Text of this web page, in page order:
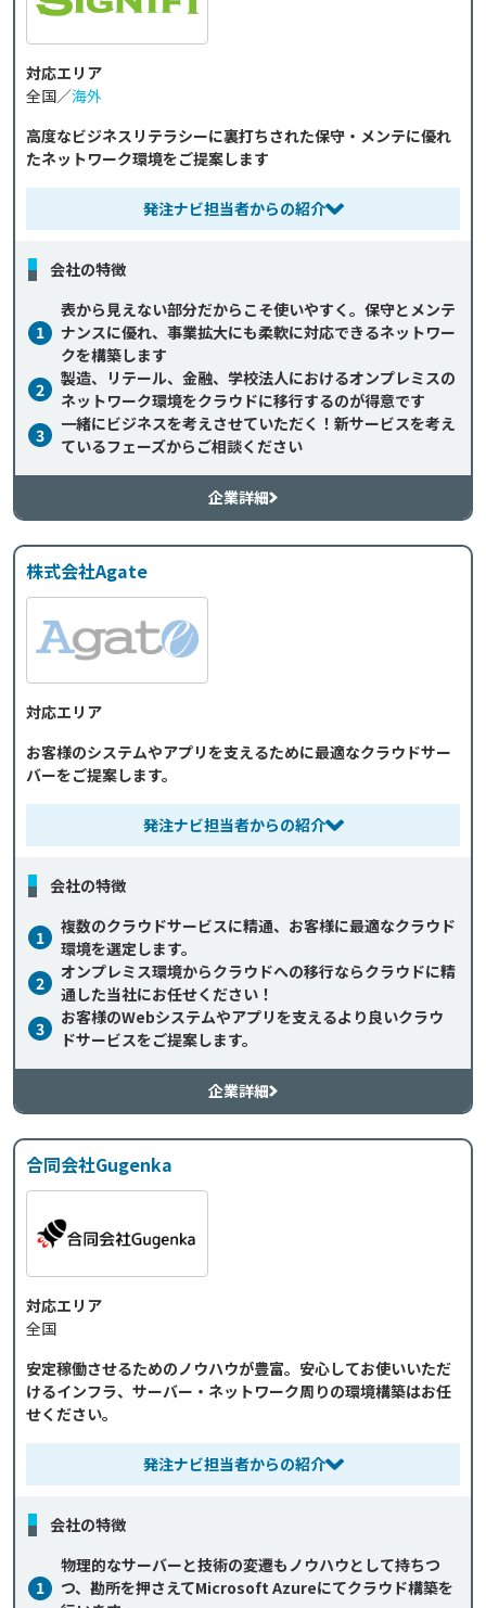
対応エリア
全国／海外
高度なビジネスリテラシーに裏打ちされた保守・メンテに優れ
たネットワーク環境をご提案します
発注ナビ担当者からの紹介
会社の特徴
1
表から見えない部分だからこそ使いやすく。保守とメンテ
ナンスに優れ、事業拡大にも柔軟に対応できるネットワー
クを構築します
2
製造、リテール、金融、学校法人におけるオンプレミスの
ネットワーク環境をクラウドに移行するのが得意です
3
一緒にビジネスを考えさせていただく！新サービスを考え
ているフェーズからご相談ください
企業詳細
株式会社Agate
対応エリア
お客様のシステムやアプリを支えるために最適なクラウドサー
バーをご提案します。
発注ナビ担当者からの紹介
会社の特徴
1
複数のクラウドサービスに精通、お客様に最適なクラウド
環境を選定します。
2
オンプレミス環境からクラウドへの移行ならクラウドに精
通した当社にお任せください！
3
お客様のWebシステムやアプリを支えるより良いクラウ
ドサービスをご提案します。
企業詳細
合同会社Gugenka
対応エリア
全国
安定稼働させるためのノウハウが豊富。安心してお使いいただ
けるインフラ、サーバー・ネットワーク周りの環境構築はお任
せください。
発注ナビ担当者からの紹介
会社の特徴
1
物理的なサーバーと技術の変遷もノウハウとして持ちつ
つ、勘所を押さえてMicrosoft Azureにてクラウド構築を